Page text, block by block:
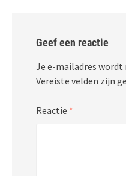
Geef een reactie
Je e-mailadres wordt
Vereiste velden zijn
Reactie *